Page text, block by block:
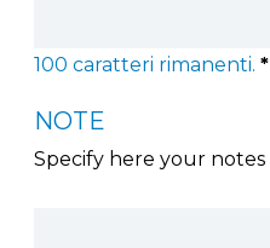
100 caratteri rimanenti. *
NOTE
Specify here your notes